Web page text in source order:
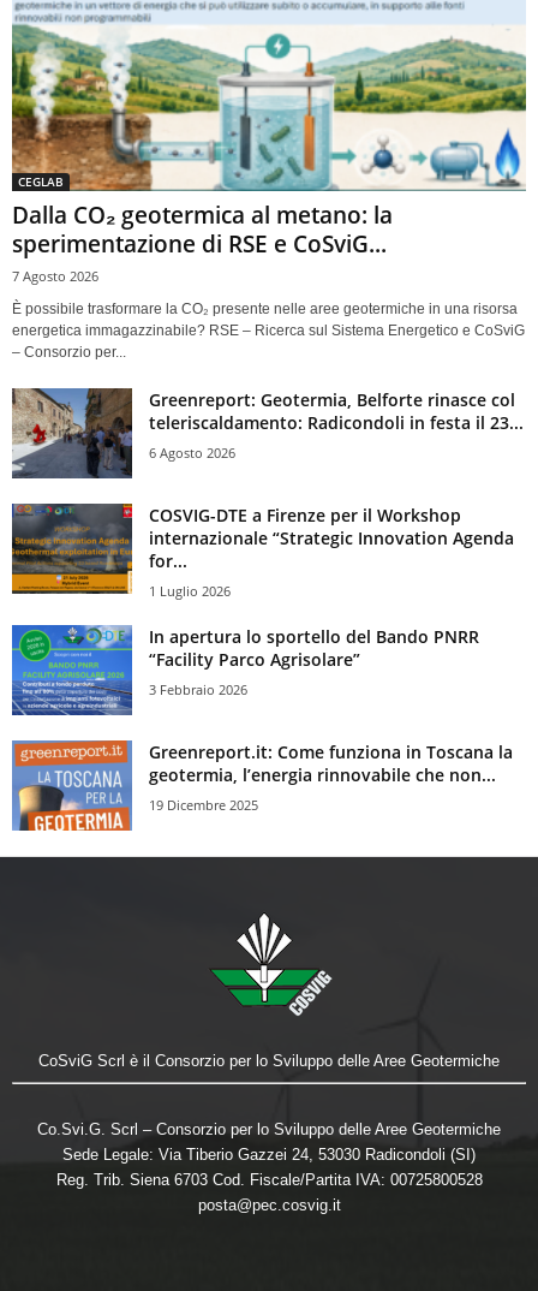
CEGLAB
Dalla CO₂ geotermica al metano: la
sperimentazione di RSE e CoSviG...
7 Agosto 2026
È possibile trasformare la CO₂ presente nelle aree geotermiche in una risorsa
energetica immagazzinabile? RSE – Ricerca sul Sistema Energetico e CoSviG
– Consorzio per...
Greenreport: Geotermia, Belforte rinasce col
teleriscaldamento: Radicondoli in festa il 23...
6 Agosto 2026
COSVIG-DTE a Firenze per il Workshop
internazionale “Strategic Innovation Agenda
for...
1 Luglio 2026
In apertura lo sportello del Bando PNRR
“Facility Parco Agrisolare”
3 Febbraio 2026
Greenreport.it: Come funziona in Toscana la
geotermia, l’energia rinnovabile che non...
19 Dicembre 2025
CoSviG Scrl è il Consorzio per lo Sviluppo delle Aree Geotermiche
Co.Svi.G. Scrl – Consorzio per lo Sviluppo delle Aree Geotermiche
Sede Legale: Via Tiberio Gazzei 24, 53030 Radicondoli (SI)
Reg. Trib. Siena 6703 Cod. Fiscale/Partita IVA: 00725800528
posta@pec.cosvig.it